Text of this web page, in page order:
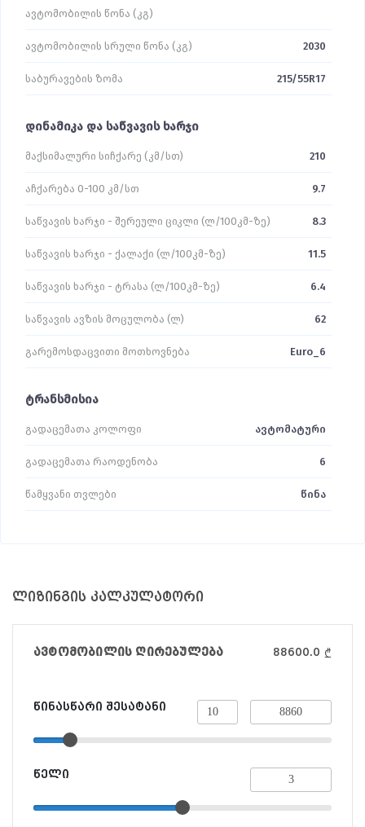
ავტომობილის წონა (კგ)
ავტომობილის სრული წონა (კგ) 2030
საბურავების ზომა 215/55R17
დინამიკა და საწვავის ხარჯი
მაქსიმალური სიჩქარე (კმ/სთ) 210
აჩქარება 0-100 კმ/სთ 9.7
საწვავის ხარჯი - შერეული ციკლი (ლ/100კმ-ზე) 8.3
საწვავის ხარჯი - ქალაქი (ლ/100კმ-ზე) 11.5
საწვავის ხარჯი - ტრასა (ლ/100კმ-ზე) 6.4
საწვავის ავზის მოცულობა (ლ) 62
გარემოსდაცვითი მოთხოვნება Euro_6
ტრანსმისია
გადაცემათა კოლოფი ავტომატური
გადაცემათა რაოდენობა 6
წამყვანი თვლები წინა
ლიზინგის კალკულატორი
ავტომობილის ღირებულება 88600.0 ₾
წინასწარი შესატანი
წელი